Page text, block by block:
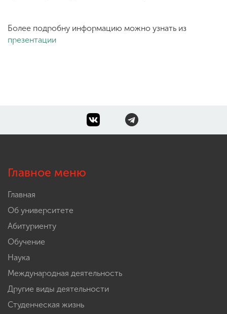
Более подробну информацию можно узнать из
презентации
Главное меню
Главная
Об университете
Абитуриенту
Обучение
Наука
Международная деятельность
Другие виды деятельности
Студенческая жизнь